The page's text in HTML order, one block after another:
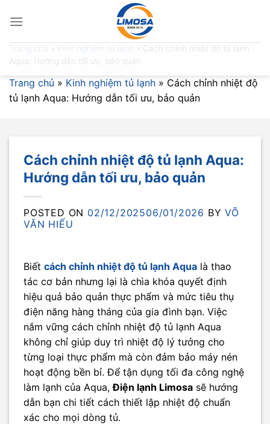
Cách chỉnh nhiệt độ tủ lạnh
Aqua: Hướng dẫn tối ưu, bảo quản
Trang chủ » Kinh nghiệm tủ lạnh » Cách chỉnh nhiệt độ
tủ lạnh Aqua: Hướng dẫn tối ưu, bảo quản
Cách chỉnh nhiệt độ tủ lạnh Aqua:
Hướng dẫn tối ưu, bảo quản
POSTED ON 02/12/202506/01/2026 BYVÕ
VĂN HIẾU
Biết cách chỉnh nhiệt độ tủ lạnh Aqua là thao
tác cơ bản nhưng lại là chìa khóa quyết định
hiệu quả bảo quản thực phẩm và mức tiêu thụ
điện năng hàng tháng của gia đình bạn. Việc
nắm vững cách chỉnh nhiệt độ tủ lạnh Aqua
không chỉ giúp duy trì nhiệt độ lý tưởng cho
từng loại thực phẩm mà còn đảm bảo máy nén
hoạt động bền bỉ. Để tận dụng tối đa công nghệ
làm lạnh của Aqua,Điện lạnh Limosa sẽ hướng
dẫn bạn chi tiết cách thiết lập nhiệt độ chuẩn
xác cho mọi dòng tủ.